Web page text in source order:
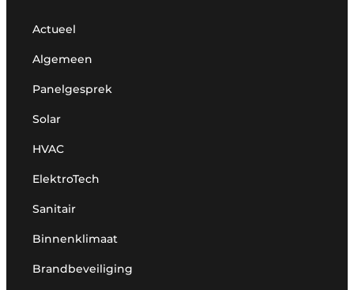
Actueel
Algemeen
Panelgesprek
Solar
HVAC
ElektroTech
Sanitair
Binnenklimaat
Brandbeveiliging